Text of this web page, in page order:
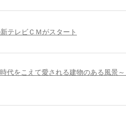
テレビＣＭがスタート
代をこえて愛される建物のある風景